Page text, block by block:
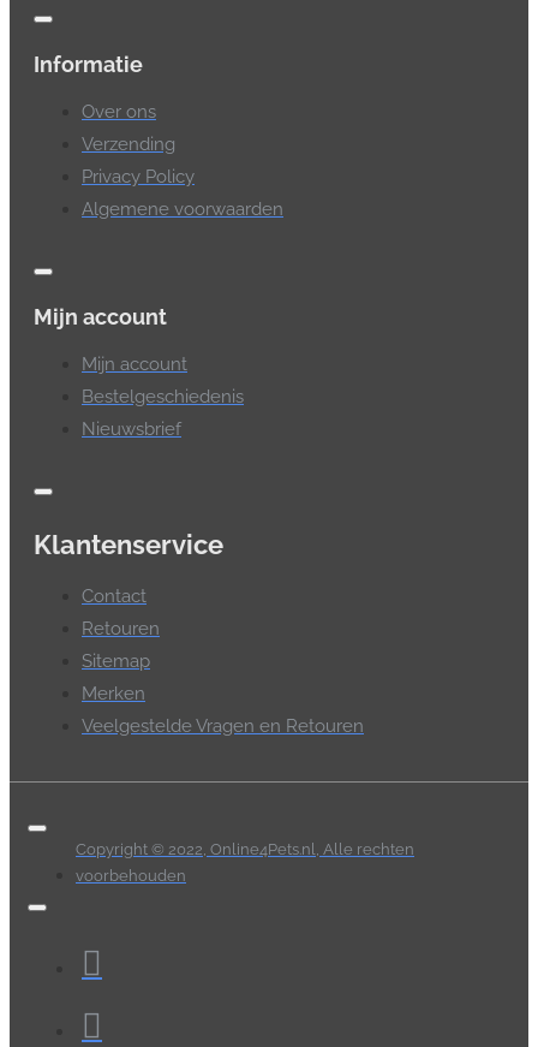
Informatie
Over ons
Verzending
Privacy Policy
Algemene voorwaarden
Mijn account
Mijn account
Bestelgeschiedenis
Nieuwsbrief
Klantenservice
Contact
Retouren
Sitemap
Merken
Veelgestelde Vragen en Retouren
Copyright © 2022, Online4Pets.nl, Alle rechten
voorbehouden